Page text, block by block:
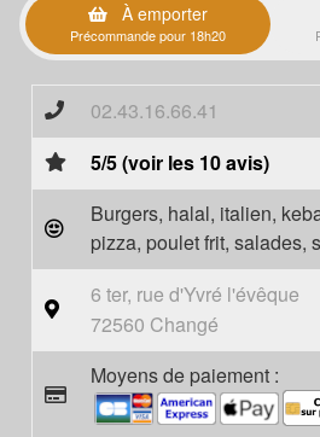
À emporter
Précommande pour 18h20
02.43.16.66.41
5/5 (voir les 10 avis)
Burgers, halal, italien,
pizza, poulet frit, salades,
6 ter, rue d'Yvré l'évêque
72560 Changé
Moyens de paiement :